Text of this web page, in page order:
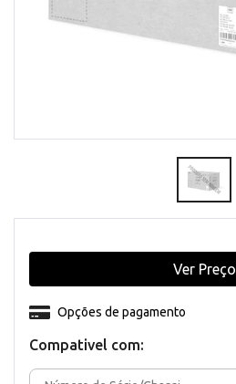
Compativel com:
Opções de pagamento
Ver Preço